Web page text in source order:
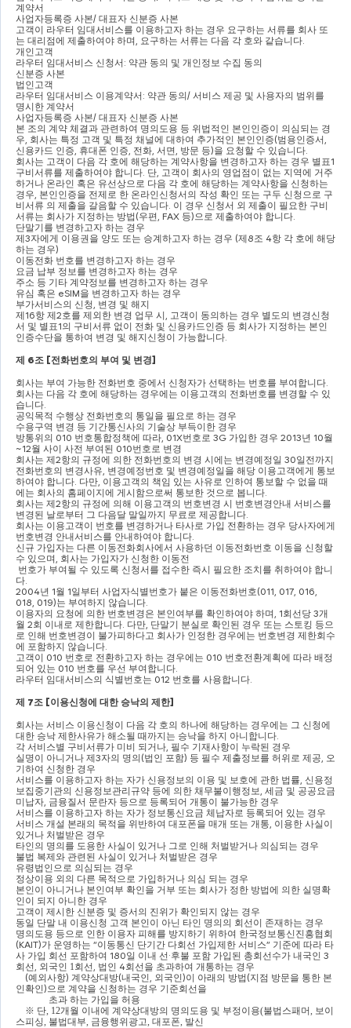
계약서
사업자등록증 사본/ 대표자 신분증 사본
고객이 라우터 임대서비스를 이용하고자 하는 경우 요구하는 서류를 회사 또
는 대리점에 제출하여야 하며
요구하는 서류는 다음 각 호와 같습니다
개인고객
라우터 임대서비스 신청서: 약관 동의 및 개인정보 수집 동의
신분증 사본
법인고객
라우터 임대서비스 이용계약서: 약관 동의/ 서비스 제공 및 사용자의 범위를
명시한 계약서
사업자등록증 사본/ 대표자 신분증 사본
본 조의 계약 체결과 관련하여 명의도용 등 위법적인 본인인증이 의심되는 경
우 회사는 특정 고객 및 특정 채널에 대하여 추가적인 본인인증(범용인증서
신용카드 인증 휴대폰 인증 전화 서면 방문 등)을 요청할 수 있습니다
회사는 고객이 다음 각 호에 해당하는 계약사항을 변경하고자 하는 경우 별표
구비서류를 제출하여야 합니다 단 고객이 회사의 영업점이 없는 지역에 거주
하거나 온라인 혹은 유선상으로 다음 각 호에 해당하는 계약사항을 신청하는
경우 본인인증을 전제로 한 온라인신청서의 작성 확인 또는 구두 신청으로 구
비서류 의 제출을 갈음할 수 있습니다 이 경우 신청서 외 제출이 필요한 구비
서류는 회사가 지정하는 방법(우편 , FAX 등) 으로 제출하여야 합니다
단말기를 변경하고자 하는 경우
제3자에게 이용권을 양도 또는 승계하고자 하는 경우 (제8조 4항 각 호에 해당
하는 경우)
이동전화 번호를 변경하고자 하는 경우
요금 납부 정보를 변경하고자 하는 경우
주소 등 기타 계약정보를 변경하고자 하는 경우
유심 혹은 eSIM을 변경하고자 하는 경우
부가서비스의 신청 변경 및 해지
제16항 제2호를 제외한 변경 업무 시
고객이 동의하는 경우 별도의 변경신청
서 및 별표1의 구비서류 없이 전화 및 신용카드인증 등 회사가 지정하는 본인
인증수단을 통하여 변경 및 해지신청이 가능합니다
제 6조 [전화번호의 부여 및 변경]
회사는 부여 가능한 전화번호 중에서 신청자가 선택하는 번호를 부여합니다
회사는 다음 각 호에 해당하는 경우에는 이용고객의 전화번호를 변경할 수 있
습니다
공익목적 수행상 전화번호의 통일을 필요로 하는 경우
수용구역 변경 등 기간통신사의 기술상 부득이한 경우
방통위의 010 번호통합정책에 따라 , 01X번호로 3G 가입한 경우 2013년 10월
~12월 사이 사전 부여된 010번호로 변경
회사는 제2항의 규정에 의한 전화번호의 변경 시에는 변경예정일 30일전까지
전화번호의 변경사유 변경예정번호 및 변경예정일을 해당 이용고객에게 통보
하여야 합니다 다만 이용고객의 책임 있는 사유로 인하여 통보할 수 없을 때
에는 회사의 홈페이지에 게시함으로써 통보한 것으로 봅니다
회사는 제2항의 규정에 의해 이용고객의 번호변경 시 번호변경안내 서비스를
변경된 날로부터 그 다음달 말일까지 무료로 제공합니다
회사는 이용고객이 번호를 변경하거나 타사로 가입 전환하는 경우 당사자에게
번호변경 안내서비스를 안내하여야 합니다
신규 가입자는 다른 이동전화회사에서 사용하던 이동전화번호 이동을 신청할
수 있으며 회사는 가입자가 신청한 이동전
번호가 부여될 수 있도록 신청서를 접수한 즉시 필요한 조치를 취하여야 합니
다
2004년 1월 1일부터 사업자식별번호가 붙은 이동전화번호(011, 017, 016,
018, 019)는 부여하지 않습니다
이용자의 요청에 의한 번호변경은 본인여부를 확인하여야 하며 , 1회선당 3개
월 2회 이내로 제한합니다 다만 단말기 분실로 확인된 경우 또는 스토킹 등으
로 인해 번호변경이 불가피하다고 회사가 인정한 경우에는 번호변경 제한회수
에 포함하지 않습니다
고객이 010 번호로 전환하고자 하는 경우에는 010 번호전환계획에 따라 배정
되어 있는 010 번호를 우선 부여합니다
라우터 임대서비스의 식별번호는 012 번호를 사용합니다
제 7조 [이용신청에 대한 승낙의 제한]
회사는 서비스 이용신청이 다음 각 호의 하나에 해당하는 경우에는 그 신청에
대한 승낙 제한사유가 해소될 때까지는 승낙을 하지 아니합니다
각 서비스별 구비서류가 미비 되거나 필수 기재사항이 누락된 경우
실명이 아니거나 제3자의 명의(법인 포함) 등 필수 제출정보를 허위로 제공
오
기하여 신청한 경우
서비스를 이용하고자 하는 자가 신용정보의 이용 및 보호에 관한 법률 신용정
보집중기관의 신용정보관리규약 등에 의한 채무불이행정보 세금 및 공공요금
미납자 금융질서 문란자 등으로 등록되어 개통이 불가능한 경우
서비스를 이용하고자 하는 자가 정보통신요금 체납자로 등록되어 있는 경우
서비스 개설 본래의 목적을 위반하여 대포폰을 매개 또는 개통 이용한 사실이
있거나 처벌받은 경우
타인의 명의를 도용한 사실이 있거나 그로 인해 처벌받거나 의심되는 경우
불법 복제와 관련된 사실이 있거나 처벌받은 경우
유령법인으로 의심되는 경우
정상이용 외의 다른 목적으로 가입하거나 의심 되는 경우
본인이 아니거나 본인여부 확인을 거부 또는 회사가 정한 방법에 의한 실명확
인이 되지 아니한 경우
고객이 제시한 신분증 및 증서의 진위가 확인되지 않는 경우
동일 단말 내 이용신청 고객 본인이 아닌 타인 명의의 회선이 존재하는 경우
명의도용 등으로 인한 이용자 피해를 방지하기 위하여 한국정보통신진흥협회
(KAIT)가 운영하는 “이동통신 단기간 다회선 가입제한 서비스” 기준에 따라 타
사 가입 회선 포함하여 180일 이내 선·후불 포함 가입된 총회선수가 내국인 3
회선 외국인 1 회선 법인 4회선을 초과하여 개통하는 경우
(예외사항) 계약상대방(내국인 외국인)이 아래의 방법(지점 방문을 통한 본
인확인) 으로 계약을 신청하는 경우 기준회선을
초과 하는 가입을 허용
※ 단 , 12개월 이내에 계약상대방의 명의도용 및 부정이용(불법스패머
보이
스피싱 불법대부 금융행위광고 대포폰 발신